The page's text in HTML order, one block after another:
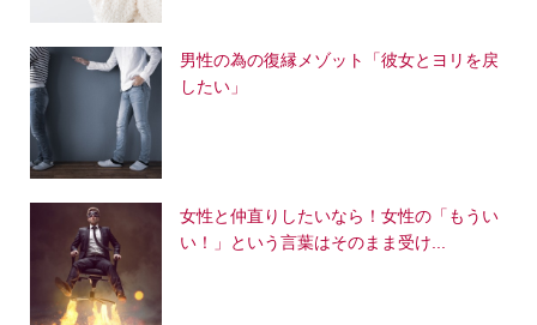
男性の為の復縁メゾット「彼女とヨリを戻
したい」
女性と仲直りしたいなら！女性の「もうい
い！」という言葉はそのまま受け...